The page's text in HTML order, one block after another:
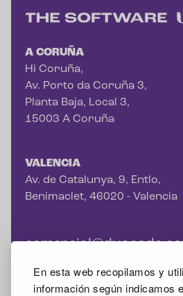
En esta web recopilamos y
información según indicamos
A CORUÑA
Hi Coruña,
Av. Porto da Coruña 3,
Planta Baja, Local 3,
15003 A Coruña
VALENCIA
Av. de Catalunya, 9, Entlo,
Benimaclet, 46020 - Valencia
+34 981 065 089